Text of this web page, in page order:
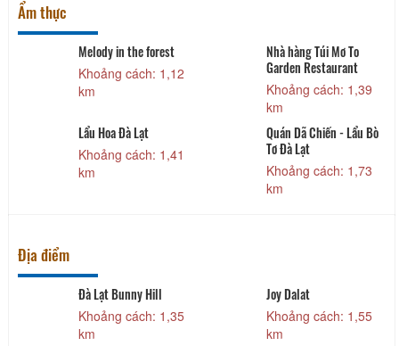
Ẩm thực
Melody in the forest
Khoảng cách: 1,12
km
Nhà hàng Túi Mơ To
Garden Restaurant
Khoảng cách: 1,39
km
Lẩu Hoa Đà Lạt
Khoảng cách: 1,41
km
Quán Dã Chiến - Lẩu Bò
Tơ Đà Lạt
Khoảng cách: 1,73
km
Địa điểm
Đà Lạt Bunny Hill
Khoảng cách: 1,35
km
Joy Dalat
Khoảng cách: 1,55
km